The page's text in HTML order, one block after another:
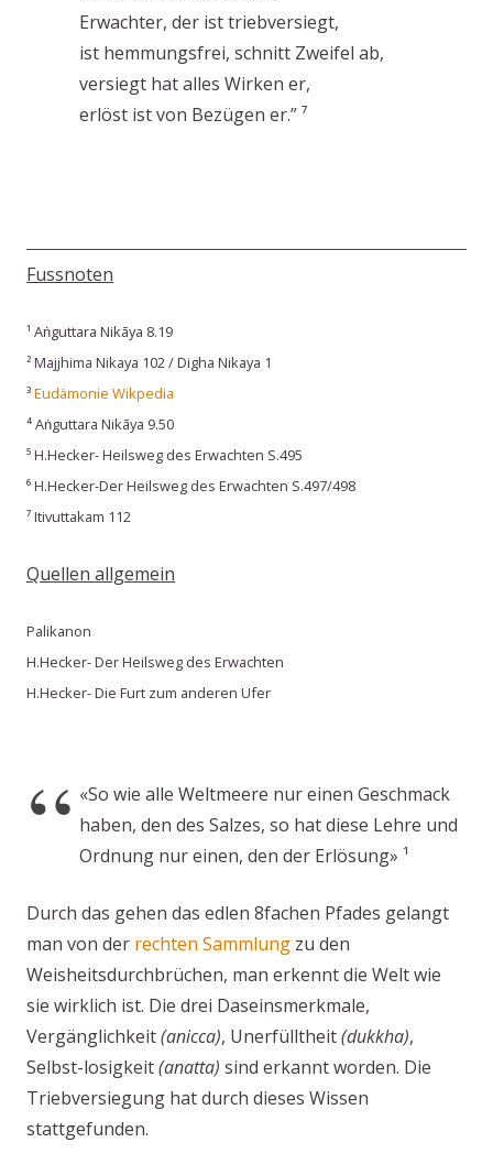
Erwachter, der ist triebversiegt,
ist hemmungsfrei, schnitt Zweifel ab,
versiegt hat alles Wirken er,
erlöst ist von Bezügen er.” ⁷
Fussnoten
¹ Aṅguttara Nikāya 8.19
² Majjhima Nikaya 102 / Digha Nikaya 1
³Eudämonie Wikpedia
⁴ Aṅguttara Nikāya 9.50
⁵ H.Hecker- Heilsweg des Erwachten S.495
⁶ H.Hecker-Der Heilsweg des Erwachten S.497/498
⁷ Itivuttakam 112
Quellen allgemein
Palikanon
H.Hecker- Der Heilsweg des Erwachten
H.Hecker- Die Furt zum anderen Ufer
«So wie alle Weltmeere nur einen Geschmack
haben, den des Salzes, so hat diese Lehre und
Ordnung nur einen, den der Erlösung» ¹
Durch das gehen das edlen 8fachen Pfades gelangt
man von der rechten Sammlung zu den
Weisheitsdurchbrüchen, man erkennt die Welt wie
sie wirklich ist. Die drei Daseinsmerkmale,
Vergänglichkeit(anicca), Unerfülltheit(dukkha),
Selbst-losigkeit(anatta) sind erkannt worden. Die
Triebversiegung hat durch dieses Wissen
stattgefunden.